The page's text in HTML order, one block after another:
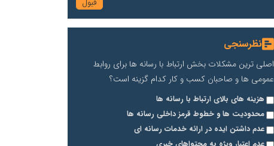
نظرسنجی
اصلی ترین مشکلات بخش ارتباط با رسانه ها برای روابط
عمومی ها و صاحبان کسب و کار کدام گزینه است؟
هزینه های بالای ارتباط با رسانه ها
محدودیت ها و خطوط قرمز داخلی رسانه ها
عدم داشتن ایده در ارائه خدمات رسانه ای